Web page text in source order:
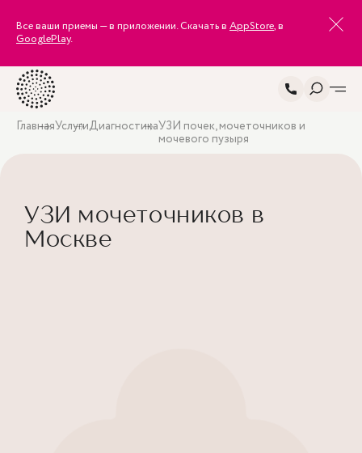
Все ваши приемы — в приложении. Скачать в AppStore, в
GooglePlay.
ГлавнаяУслугиДиагностикаУЗИ почек, мочеточников и
мочевого пузыря
УЗИ мочеточников в
Москве